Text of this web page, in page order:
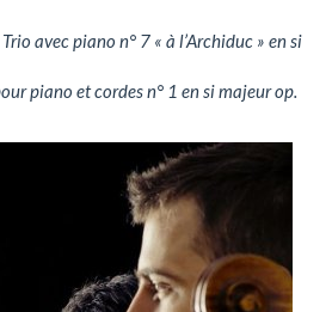
Trio avec piano n° 7 « à l’Archiduc » en si
piano et cordes n° 1 en si majeur op.